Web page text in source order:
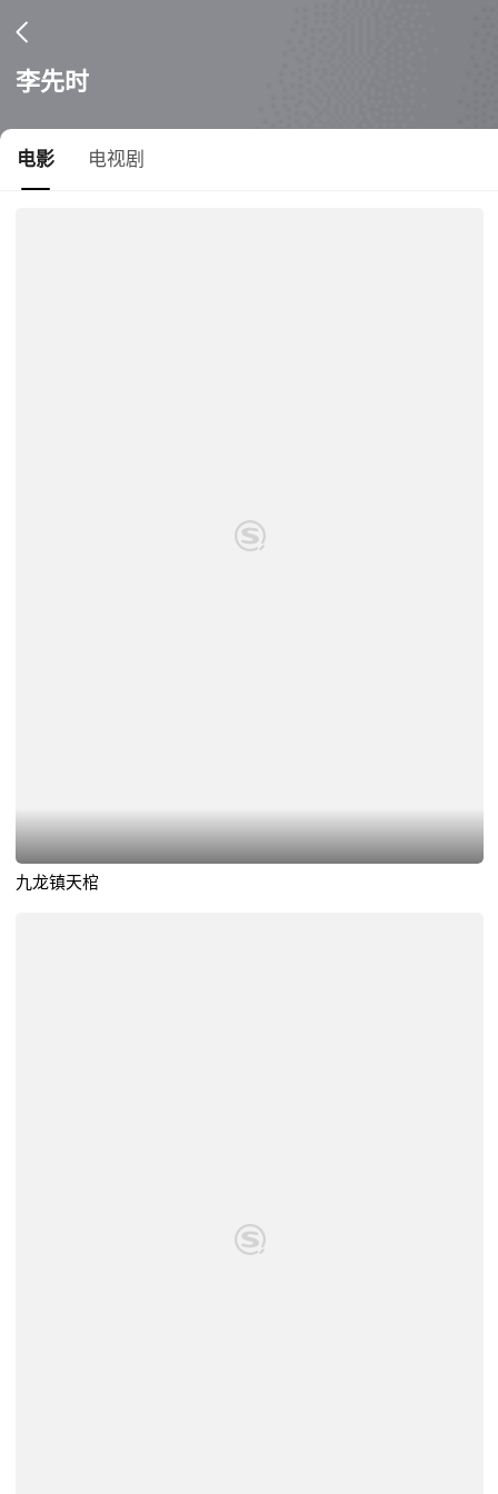
李先时
电影 电视剧
九龙镇天棺